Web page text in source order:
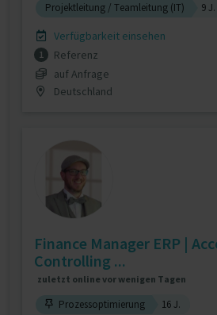
Projektleitung / Teamleitung (IT)
9 J.
Verfügbarkeit einsehen
1
Referenz
auf Anfrage
Deutschland
Finance Manager ERP |
Controlling ...
zuletzt online vor wenigen Tagen
Prozessoptimierung
16 J.